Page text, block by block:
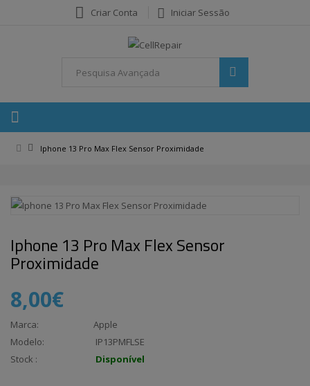
Criar Conta Iniciar Sessão
Iphone 13 Pro Max Flex Sensor Proximidade
Iphone 13 Pro Max Flex Sensor
Proximidade
8,00€
Marca:
Apple
Modelo:
IP13PMFLSE
Stock :
Disponível